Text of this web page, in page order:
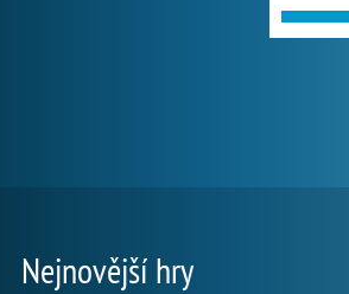
Nejnovější hry